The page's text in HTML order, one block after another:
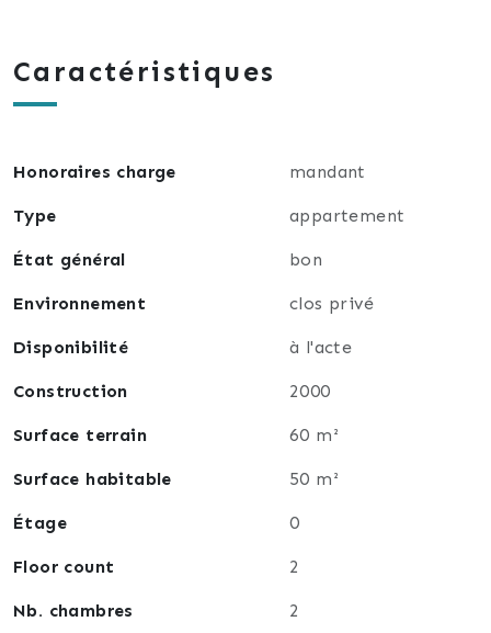
Caractéristiques
Honoraires charge mandant
Type appartement
État général bon
Environnement clos privé
Disponibilité à l'acte
Construction 2000
Surface terrain 60 m²
Surface habitable 50 m²
Étage 0
Floor count 2
Nb. chambres 2